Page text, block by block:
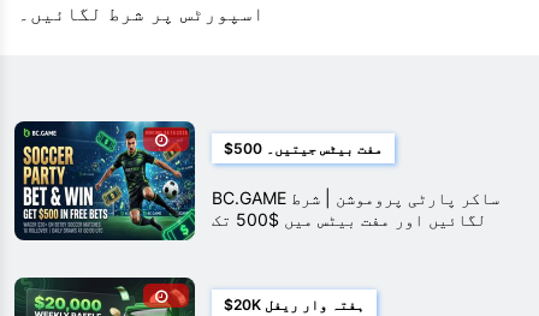
اسپورٹس پر شرط لگائیں۔
$500 مفت بیٹس جیتیں۔
BC.GAME ساکر پارٹی پروموشن | شرط
لگائیں اور مفت بیٹس میں $500 تک
$20K ہفتہ وار ریفل